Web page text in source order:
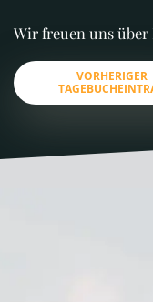
Wir freuen uns über
VORHERIGER